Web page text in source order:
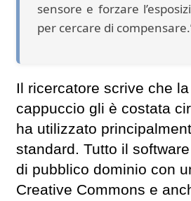
sensore e forzare
per cercare di
Il ricercatore scrive che
cappuccio gli è costata
ha utilizzato
standard. Tutto il
di pubblico dominio con
Creative Commons e